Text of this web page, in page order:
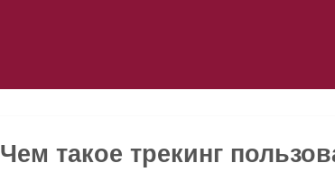
Чем такое трекинг